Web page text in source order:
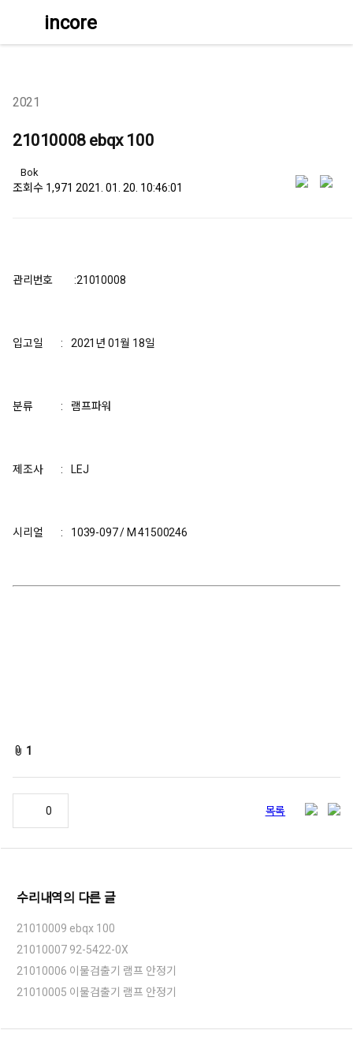
메
incore
2021
21010008 ebqx 100
유저 이미지
Bok
조회수 1,971 작
2021. 01. 20. 10:46:01 share
관리번호 :21010008
입고일 : 2021년 01월 18일
분류 : 램프파워
제조사 : LEJ
시리얼 : 1039-097 / M 41500246
fileAttachedList
1
천
0 목록 share
수리내역 의 다른 글
21010009 ebqx 100
21010007 92-5422-0X
21010006 이물검출기 램프 안정기
21010005 이물검출기 램프 안정기